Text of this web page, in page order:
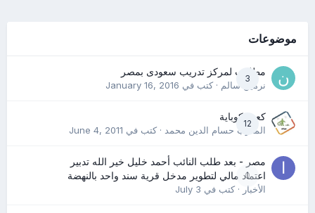
موضوعات
3
مطلوب لمركز تدريب سعودى بمصر
نرمين سالم· كتب في January 16, 2016
12
كعب كوباية
المدرب حسام الدين محمد· كتب في June 4, 2011
0
مصر - بعد طلب النائب أحمد خليل خير الله تدبير
اعتماد مالي لتطوير مدخل قرية سند واحد بالنهضة
الأخبار· كتب في July 3